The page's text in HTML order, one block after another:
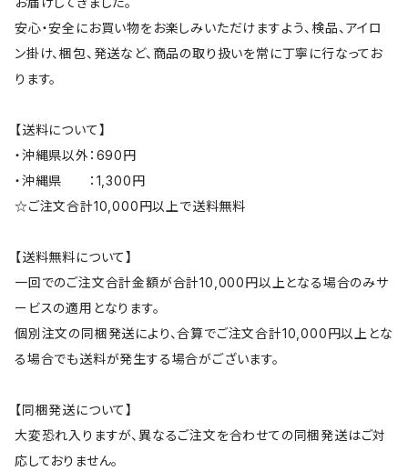
安心・安全にお買い物をお楽しみいただけますよう、検品、アイロ
ン掛け、梱包、発送など、商品の取り扱いを常に丁寧に行なってお
ります。
【送料について】
・沖縄県以外：690円
・沖縄県 ：1,300円
☆ご注文合計10,000円以上で送料無料
【送料無料について】
一回でのご注文合計金額が合計10,000円以上となる場合のみサ
ービスの適用となります。
個別注文の同梱発送により、合算でご注文合計10,000円以上とな
る場合でも送料が発生する場合がございます。
【同梱発送について】
大変恐れ入りますが、異なるご注文を合わせての同梱発送はご対
応しておりません。